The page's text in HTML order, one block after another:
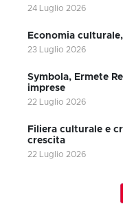
24 Luglio 2026
Economia
23 Luglio 2026
Symbola, Ermete
imprese
22 Luglio 2026
Filiera culturale e
crescita
22 Luglio 2026